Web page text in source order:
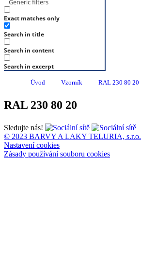
Generic filters
Exact matches only
Search in title
Search in content
Search in excerpt
Úvod Vzorník RAL 230 80 20
RAL 230 80 20
Sledujte nás!
© 2023 BARVY A LAKY TELURIA, s.r.o.
Nastavení cookies
Zásady používání souboru cookies